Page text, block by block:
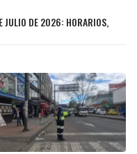
JULIO DE 2026: HORARIOS,